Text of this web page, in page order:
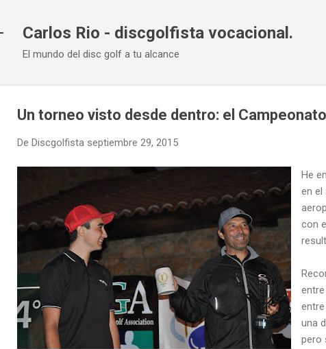
Carlos Rio - discgolfista vocacional.
El mundo del disc golf a tu alcance
Un torneo visto desde dentro: el
De Discgolfista septiembre 29, 2015
He
en el
con
una
pero